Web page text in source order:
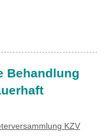
Behandlung
KZV